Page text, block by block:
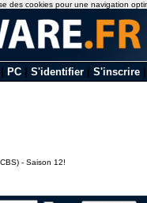
PC S'identifier S'inscrire
- Saison 12!
des cookies pour une navigation